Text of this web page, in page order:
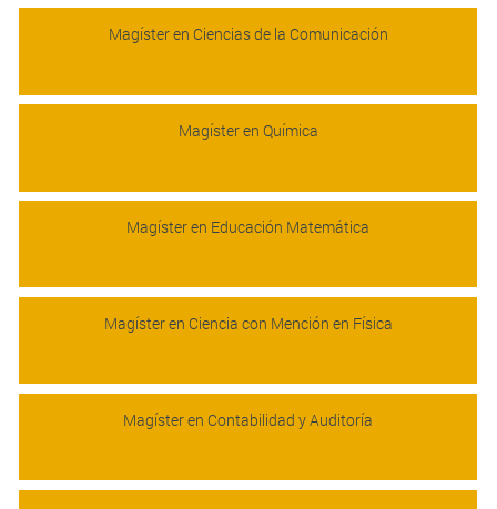
Magíster en Ciencias de la Comunicación
Magíster en Química
Magíster en Educación Matemática
Magíster en Ciencia con Mención en Física
Magíster en Contabilidad y Auditoría